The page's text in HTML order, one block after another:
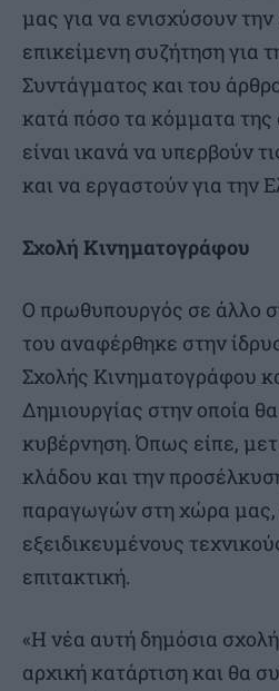
μας για να ενισχύσουν
επικείμενη συζήτηση για
Συντάγματος και του
κατά πόσο τα κόμματα της
είναι ικανά να υπερβούν
και να εργαστούν για την
Σχολή Κινηματογράφου
Ο πρωθυπουργός σε άλλο
του αναφέρθηκε στην
Σχολής Κινηματογράφου
Δημιουργίας στην οποία
κυβέρνηση. Όπως είπε,
κλάδου και την
παραγωγών στη χώρα μας,
εξειδικευμένους
επιτακτική.
«Η νέα αυτή δημόσια
αρχική κατάρτιση και θα